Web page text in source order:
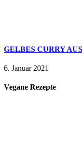
GELBES CURRY
6. Januar 2021
Vegane Rezepte